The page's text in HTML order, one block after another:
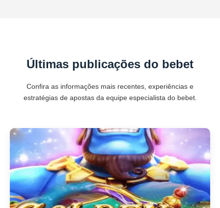
Últimas publicações do bebet
Confira as informações mais recentes, experiências e
estratégias de apostas da equipe especialista do bebet.